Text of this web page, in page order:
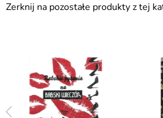
Zerknij na pozostałe produkty z tej